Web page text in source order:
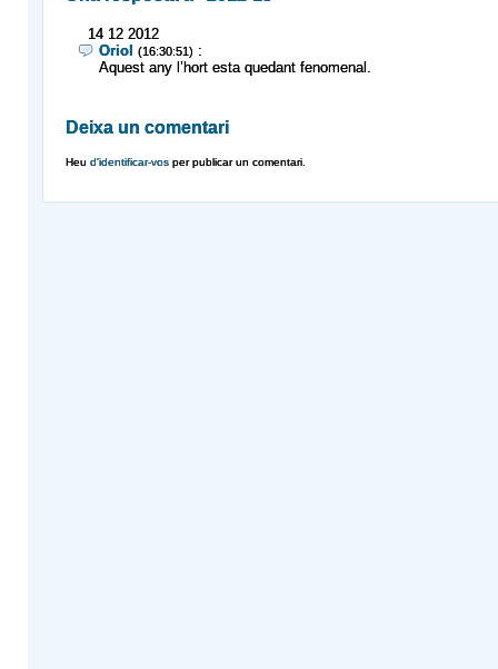
14 12 2012
Oriol
(16:30:51) :
Aquest any l’hort esta quedant fenomenal.
Deixa un comentari
Heu d'identificar-vos per publicar un comentari.